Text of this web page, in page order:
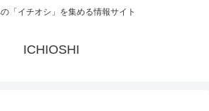
「イチオシ」を集める情報サイト
ICHIOSHI